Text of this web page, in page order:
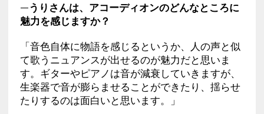
—うりさんは、アコーディオンのどんなところに
魅力を感じますか？
「音色自体に物語を感じるというか、人の声と似
て歌うニュアンスが出せるのが魅力だと思いま
す。ギターやピアノは音が減衰していきますが、
生楽器で音が膨らませることができたり、揺らせ
たりするのは面白いと思います。」